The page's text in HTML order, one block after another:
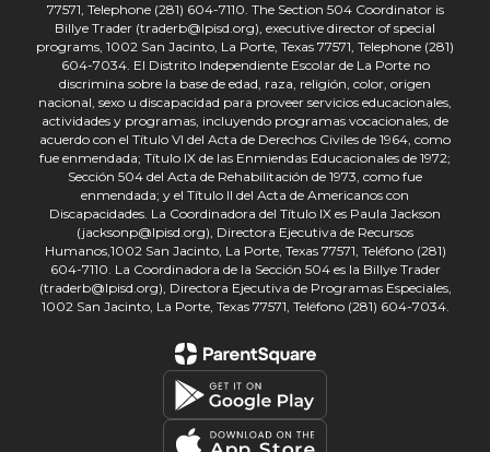
77571, Telephone (281) 604-7110. The Section 504 Coordinator is
Billye Trader (traderb@lpisd.org), executive director of special
programs, 1002 San Jacinto, La Porte, Texas 77571, Telephone (281)
604-7034. El Distrito Independiente Escolar de La Porte no
discrimina sobre la base de edad, raza, religión, color, origen
nacional, sexo u discapacidad para proveer servicios educacionales,
actividades y programas, incluyendo programas vocacionales, de
acuerdo con el Título VI del Acta de Derechos Civiles de 1964, como
fue enmendada; Título IX de las Enmiendas Educacionales de 1972;
Sección 504 del Acta de Rehabilitación de 1973, como fue
enmendada; y el Título II del Acta de Americanos con
Discapacidades. La Coordinadora del Título IX es Paula Jackson
(jacksonp@lpisd.org), Directora Ejecutiva de Recursos
Humanos,1002 San Jacinto, La Porte, Texas 77571, Teléfono (281)
604-7110. La Coordinadora de la Sección 504 es la Billye Trader
(traderb@lpisd.org), Directora Ejecutiva de Programas Especiales,
1002 San Jacinto, La Porte, Texas 77571, Teléfono (281) 604-7034.